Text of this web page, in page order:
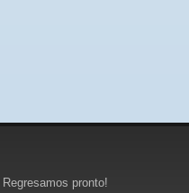
pronto!